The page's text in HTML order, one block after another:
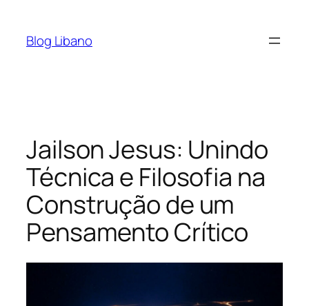
Blog Libano
Jailson Jesus: Unindo
Técnica e Filosofia na
Construção de um
Pensamento Crítico